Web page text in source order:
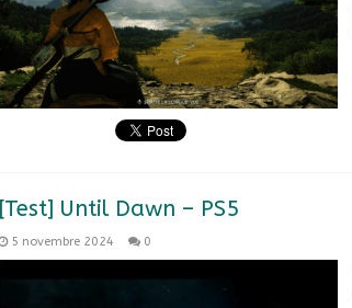
[Test] Until Dawn – PS5
5 novembre 2024 0